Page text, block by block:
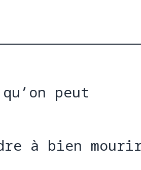
peut
à bien